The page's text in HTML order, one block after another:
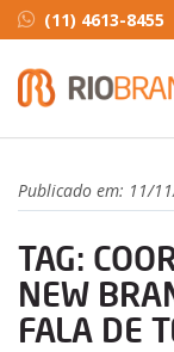
(11) 4613-8455
Publicado em: 11/
TAG:
NEW
FALA DE